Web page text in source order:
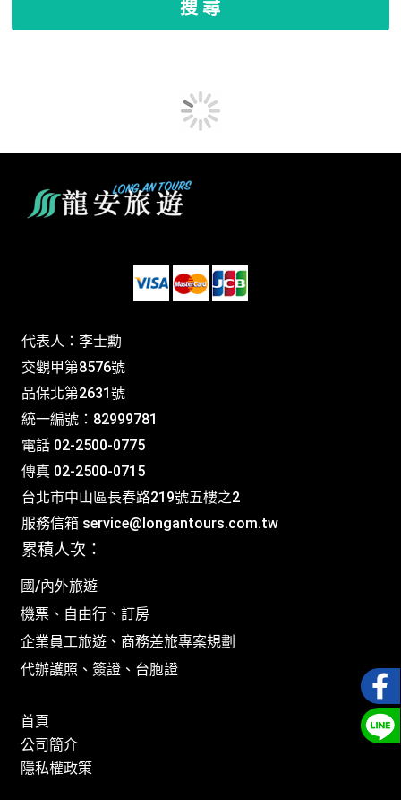
搜 尋
代表人：李士勳
交觀甲第8576號
品保北第2631號
統一編號：82999781
電話 02-2500-0775
傳真 02-2500-0715
台北市中山區長春路219號五樓之2
服務信箱 service@longantours.com.tw
累積人次：
國/內外旅遊
機票、自由行、訂房
企業員工旅遊、商務差旅專案規劃
代辦護照、簽證、台胞證
首頁
公司簡介
隱私權政策